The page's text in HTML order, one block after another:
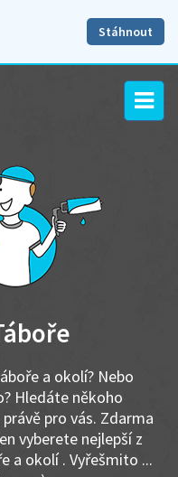
Stáhnout
a okolí? Nebo
Hledáte někoho
pro vás. Zdarma
vyberete nejlepší z
a okolí . Vyřešmito ...